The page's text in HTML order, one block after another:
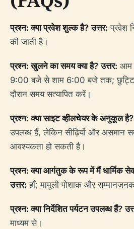
प्रश्न: क्या प्रवेश शुल्क है? उत्तर: प्रवेश
की जाती है।
प्रश्न: खुलने का समय क्या है? उत्तर: आम
9:00 बजे से शाम 6:00 बजे तक;
दौरान समय सत्यापित करें।
प्रश्न: क्या साइट व्हीलचेयर के अनुकूल है?
उपलब्ध हैं, लेकिन सीढ़ियों और असमान
आवश्यकता हो सकती है।
प्रश्न: क्या आगंतुक के रूप में मैं धार्मिक
उत्तर: हाँ; मामूली पोशाक और सम्मानजनक
प्रश्न: क्या निर्देशित पर्यटन उपलब्ध हैं?
माध्यम से।